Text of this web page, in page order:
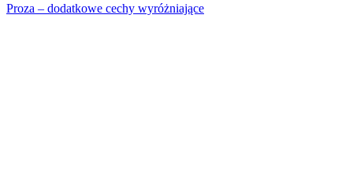
Proza – dodatkowe cechy wyróżniające